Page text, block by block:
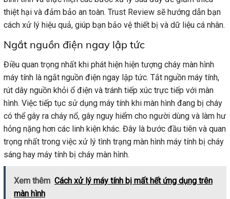
thiệt hại và đảm bảo an toàn. Trust Review sẽ hướng dẫn bạn
cách xử lý hiệu quả, giúp bạn bảo vệ thiết bị và dữ liệu cá nhân.
Ngắt nguồn điện ngay lập tức
Điều quan trọng nhất khi phát hiện hiện tượng cháy màn hình
máy tính là ngắt nguồn điện ngay lập tức. Tắt nguồn máy tính,
rút dây nguồn khỏi ổ điện và tránh tiếp xúc trực tiếp với màn
hình. Việc tiếp tục sử dụng máy tính khi màn hình đang bị cháy
có thể gây ra cháy nổ, gây nguy hiểm cho người dùng và làm hư
hỏng nặng hơn các linh kiện khác. Đây là bước đầu tiên và quan
trọng nhất trong việc xử lý tình trạng màn hình máy tính bị cháy
sáng hay máy tính bị cháy màn hình.
Xem thêm Cách xử lý máy tính bị mất hết ứng dụng trên
màn hình